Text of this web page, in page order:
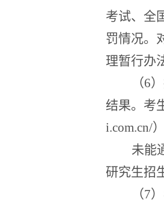
考试、全
罚情况。
理暂行办
（6
结果。考
i.com.cn/
未能
研究生招
（7